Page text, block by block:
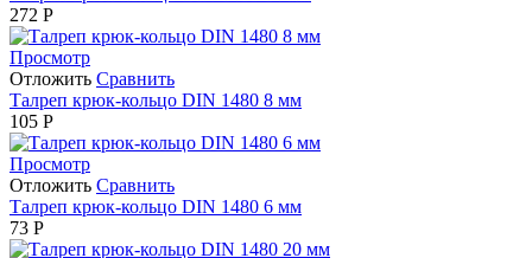
272 Р
Просмотр
Отложить Сравнить
Талреп крюк-кольцо DIN 1480 8 мм
105 Р
Просмотр
Отложить Сравнить
Талреп крюк-кольцо DIN 1480 6 мм
73 Р